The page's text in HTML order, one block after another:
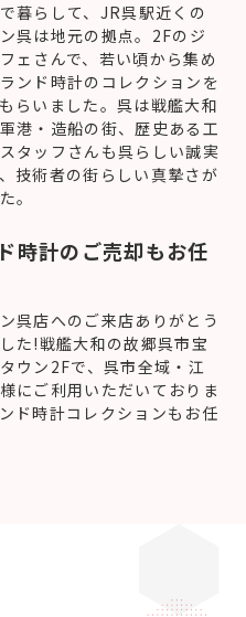
暮らして、JR呉駅近くの
呉は地元の拠点。2Fのジ
ェさんで、若い頃から集め
ンド時計のコレクションを
らいました。呉は戦艦大和
港・造船の街、歴史ある工
タッフさんも呉らしい誠実
技術者の街らしい真摯さが
。
時計のご売却もお任
呉店へのご来店ありがとう
た!戦艦大和の故郷呉市宝
ウン2Fで、呉市全域・江
にご利用いただいておりま
ド時計コレクションもお任